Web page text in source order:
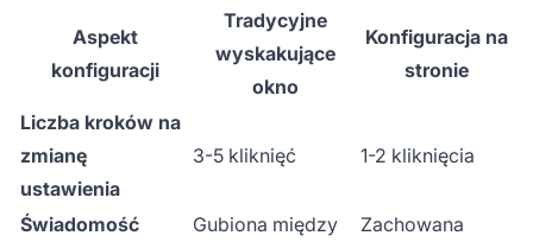
Aspekt
konfiguracji
Tradycyjne
wyskakujące
okno
Konfiguracja na
stronie
Liczba kroków na
zmianę
ustawienia
3-5 kliknięć 1-2 kliknięcia
Świadomość
Gubiona między
Zachowana